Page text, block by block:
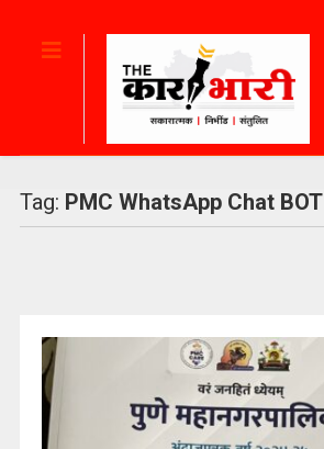
Tag: PMC WhatsApp Chat BOT